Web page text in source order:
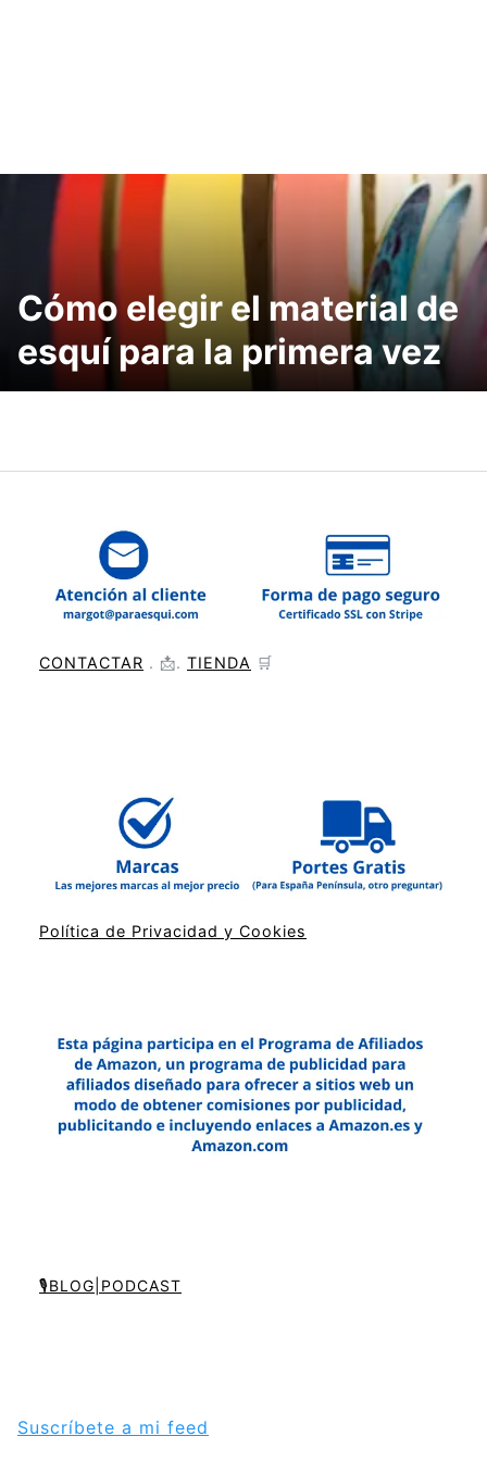
Cómo elegir el material de
esquí para la primera vez
CONTACTAR . 📩. TIENDA 🛒
Política de Privacidad y Cookies
🎙️BLOG|PODCAST
Suscríbete a mi feed